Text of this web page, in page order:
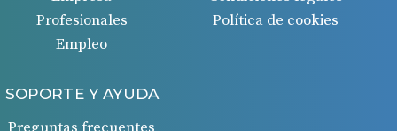
Profesionales
Empleo
Política de cookies
SOPORTE Y AYUDA